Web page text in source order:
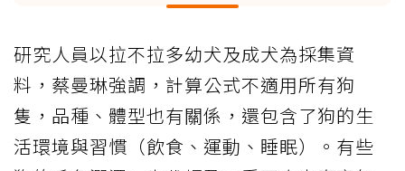
研究人員以拉不拉多幼犬及成犬為採集資
料，蔡曼琳強調，計算公式不適用所有狗
隻，品種、體型也有關係，還包含了狗的生
活環境與習慣（飲食、運動、睡眠）。有些